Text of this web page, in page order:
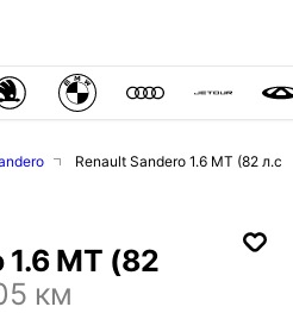
Renault Sandero 1.6 MT (82 л.с.)
MT (82
км